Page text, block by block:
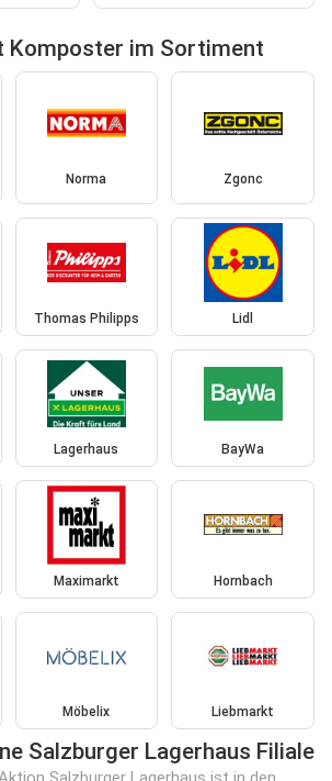
Komposter im Sortiment
Norma Zgonc
Thomas Philipps Lidl
Lagerhaus BayWa
Maximarkt Hornbach
Möbelix Liebmarkt
Salzburger Lagerhaus Filiale